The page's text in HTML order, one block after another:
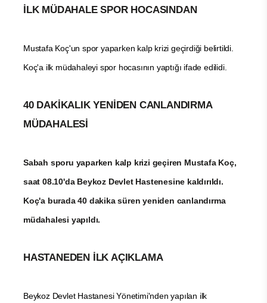
İLK MÜDAHALE SPOR HOCASINDAN
Mustafa Koç'un spor yaparken kalp krizi geçirdiği belirtildi.
Koç'a ilk müdahaleyi spor hocasının yaptığı ifade edilidi.
40 DAKİKALIK YENİDEN CANLANDIRMA
MÜDAHALESİ
Sabah sporu yaparken kalp krizi geçiren Mustafa Koç,
saat 08.10'da Beykoz Devlet Hastenesine kaldırıldı.
Koç'a burada 40 dakika süren yeniden canlandırma
müdahalesi yapıldı.
HASTANEDEN İLK AÇIKLAMA
Beykoz Devlet Hastanesi Yönetimi'nden yapılan ilk